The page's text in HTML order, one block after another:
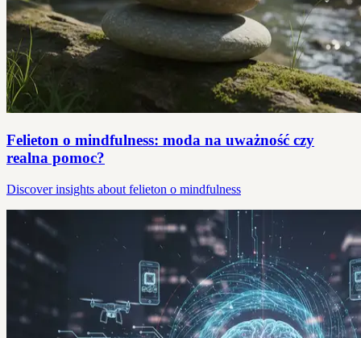
Felieton o mindfulness: moda na uważność czy
realna pomoc?
Discover insights about felieton o mindfulness